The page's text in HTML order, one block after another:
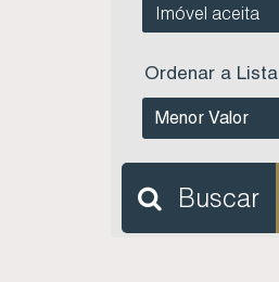
Imóvel aceita
Ordenar a Lista
Buscar